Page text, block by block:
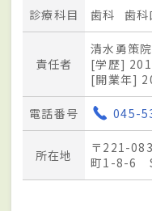
診療科目 歯科 歯科
責任者
清水勇策
[学歴]
[開業年]
電話番号 045-
所在地
〒221-
町1-8-6